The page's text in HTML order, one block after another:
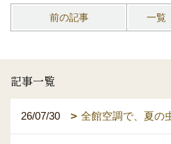
前の記事 一覧
記事一覧
26/07/30 全館空調で、夏の